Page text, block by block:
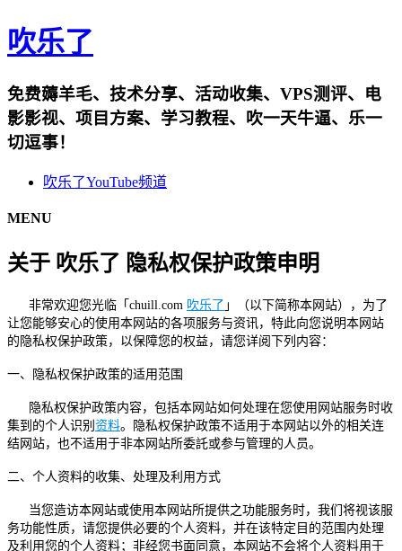
吹乐了
免费薅羊毛、技术分享、活动收集、VPS测评、电
影影视、项目方案、学习教程、吹一天牛逼、乐一
切逗事！
吹乐了YouTube频道
MENU
关于 吹乐了 隐私权保护政策申明
非常欢迎您光临「chuill.com 吹乐了 」（以下简称本网站），为了
让您能够安心的使用本网站的各项服务与资讯，特此向您说明本网站
的隐私权保护政策，以保障您的权益，请您详阅下列内容：
一、隐私权保护政策的适用范围
隐私权保护政策内容，包括本网站如何处理在您使用网站服务时收
集到的个人识别 资料。隐私权保护政策不适用于本网站以外的相关连
结网站，也不适用于非本网站所委託或参与管理的人员。
二、个人资料的收集、处理及利用方式
当您造访本网站或使用本网站所提供之功能服务时，我们将视该服
务功能性质，请您提供必要的个人资料，并在该特定目的范围内处理
及利用您的个人资料；非经您书面同意，本网站不会将个人资料用于